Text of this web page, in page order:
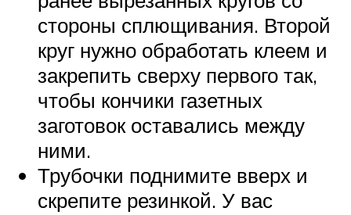
стороны сплющивания. Второй
круг нужно обработать клеем и
закрепить сверху первого так,
чтобы кончики газетных
заготовок оставались между
ними.
Трубочки поднимите вверх и
скрепите резинкой. У вас